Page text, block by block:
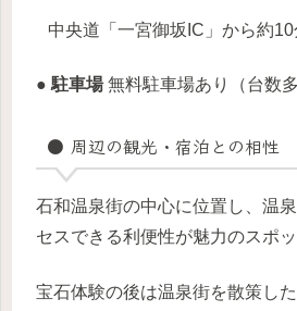
中央道「一宮御坂IC」から約10
● 駐車場無料駐車場あり（台数多
● 周辺の観光・宿泊との相性
石和温泉街の中心に位置し、温
セスできる利便性が魅力のスポッ
宝石体験の後は温泉街を散策し